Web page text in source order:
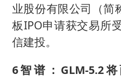
业股份有限公司（简
板IPO申请获交易所
信建投。
6智谱：GLM-5.2